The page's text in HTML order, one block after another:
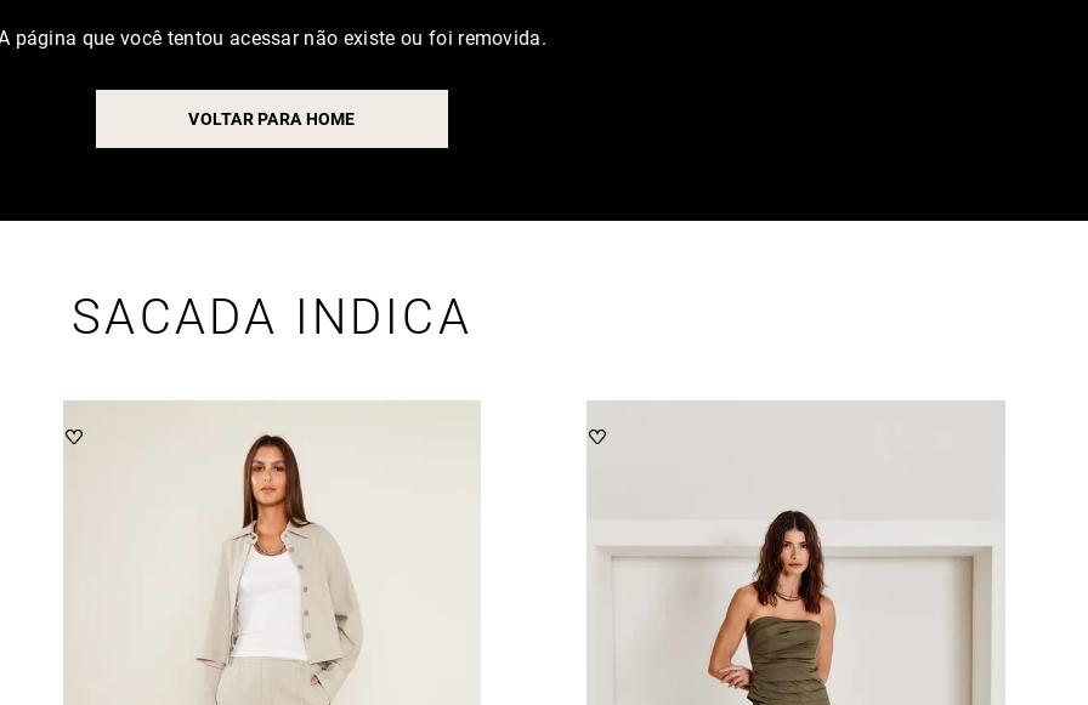
página que você tentou acessar não existe ou foi removida.
VOLTAR PARA HOME
SACADA INDICA